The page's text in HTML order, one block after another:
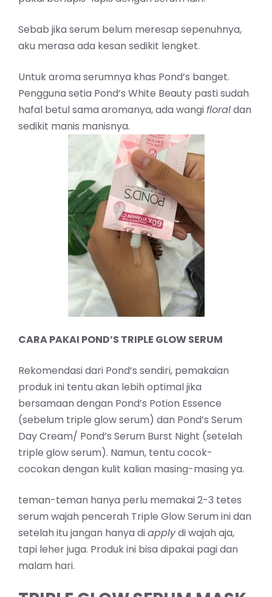
Sebab jika serum belum meresap sepenuhnya,
aku merasa ada kesan sedikit lengket.
Untuk aroma serumnya khas Pond’s banget.
Pengguna setia Pond’s White Beauty pasti sudah
hafal betul sama aromanya, ada wangifloraldan
sedikit manis manisnya.
CARA PAKAI POND’S TRIPLE GLOW SERUM
Rekomendasi dari Pond’s sendiri, pemakaian
produk ini tentu akan lebih optimal jika
bersamaan dengan Pond’s Potion Essence
(sebelum triple glow serum) dan Pond’s Serum
Day Cream/ Pond’s Serum Burst Night (setelah
triple glow serum). Namun, tentu cocok-
cocokan dengan kulit kalian masing-masing ya.
teman-teman hanya perlu memakai 2-3 tetes
serum wajah pencerah Triple Glow Serum ini dan
setelah itu jangan hanya diapplydi wajah aja,
tapi leher juga. Produk ini bisa dipakai pagi dan
malam hari.